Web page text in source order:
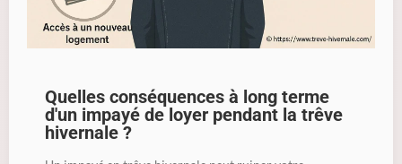
Quelles conséquences à long terme
d'un impayé de loyer pendant la trêve
hivernale ?